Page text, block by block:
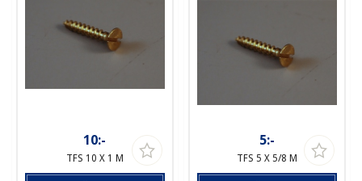
10:-
TFS 10 X 1 M
5:-
TFS 5 X 5/8 M